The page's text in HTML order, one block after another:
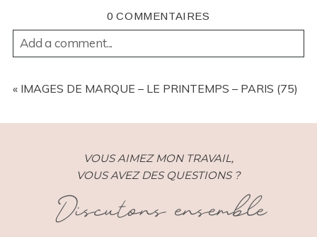
0 COMMENTAIRES
Add a comment...
REQUIRED FIELDS ARE MARKED *
« IMAGES DE MARQUE – LE PRINTEMPS – PARIS (75)
VOUS AIMEZ MON TRAVAIL,
VOUS AVEZ DES QUESTIONS ?
Discutons ensemble